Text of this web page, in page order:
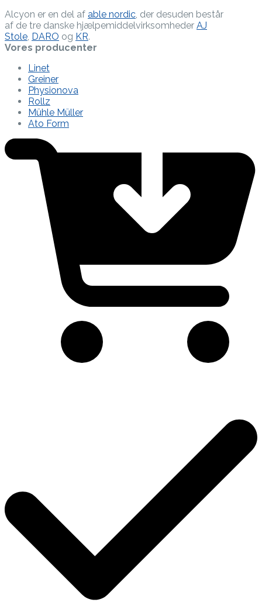
Alcyon er en del af able nordic, der desuden består
af de tre danske hjælpe­middel­virksomheder AJ
Stole, DARO og KR.
Vores producenter
Linet
Greiner
Physionova
Rollz
Mühle Müller
Ato Form